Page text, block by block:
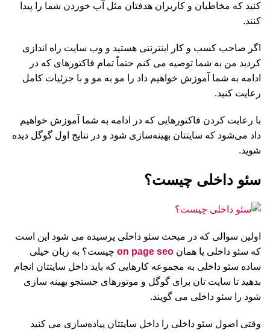
کنید که مخاطبان و کاربران هدفتان مثل آب خوردن شما را پیدا
کنند.
اگر صاحب کسب و کار اینترنتی هستید و وب سایت راه اندازی
کردید من به شما توصیه می کنم حتماً تمام فاکتورهای که در
ادامه به شما آموزش خواهیم داد را مو به مو و با جزئیات کامل
رعایت کنید.
با رعایت کردن فاکتورهایی که در ادامه به شما آموزش خواهیم
داد می‌شود که سایتتان بهینه‌سازی شود و در نتایج اول گوگل دیده
شوید.
سئو داخلی چیست؟
اولین سوالی که در مبحث سئو داخلی پرسیده می شود این است
که سئو داخلی یا همان on page seo چیست؟ به زبان خیلی
ساده سئو داخلی به مجموعه کارهایی که باید داخل سایتتان انجام
بدهید تا سایت تان برای گوگل و موتورهای جستجو بهینه سازی
شود را سئو داخلی می گویند.
وقتی اصول سئو داخلی را داخل سایتتان پیاده‌سازی می کنید